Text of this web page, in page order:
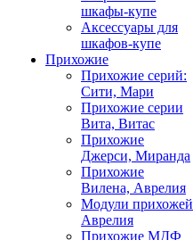
шкафы-купе
Аксессуары для
шкафов-купе
Прихожие
Прихожие серий:
Сити, Мари
Прихожие серии
Вита, Витас
Прихожие
Джерси, Миранда
Прихожие
Вилена, Аврелия
Модули прихожей
Аврелия
Прихожие МДФ